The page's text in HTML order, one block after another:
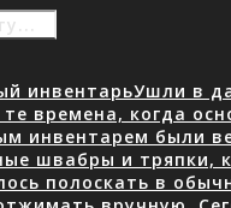
инвентарьУшли в
времена, когда
инвентарем были
швабры и тряпки,
полоскать в